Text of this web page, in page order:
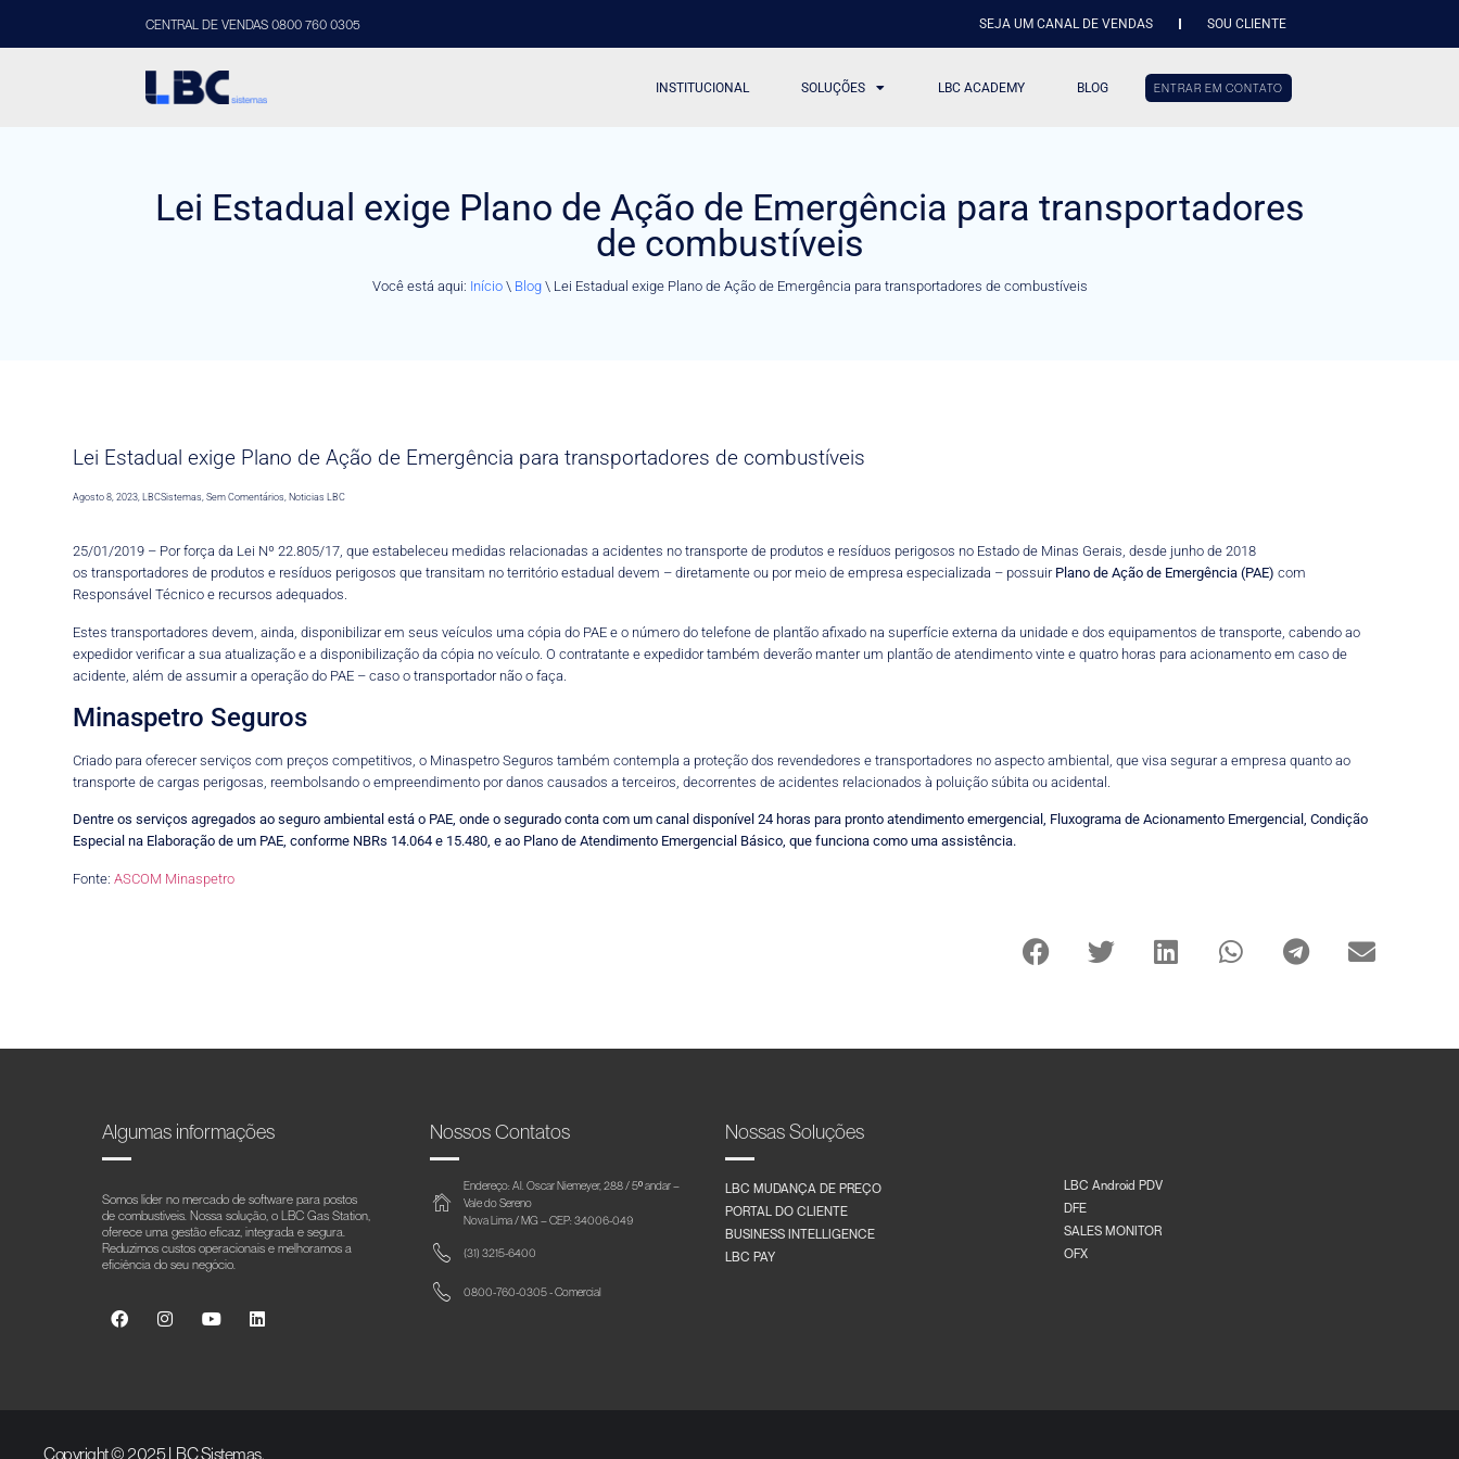
CENTRAL DE VENDAS 0800 760 0305 SEJA UM CANAL DE VENDAS SOU CLIENTE
INSTITUCIONAL SOLUÇÕES LBC ACADEMY BLOG ENTRAR EM CONTATO
Lei Estadual exige Plano de Ação de Emergência para transportadores
de combustíveis
Você está aqui: Início\ Blog\ Lei Estadual exige Plano de Ação de Emergência para transportadores de combustíveis
Lei Estadual exige Plano de Ação de Emergência para transportadores de combustíveis
Agosto 8, 2023 ,LBCSistemas Sem Comentários Noticias LBC
25/01/2019 – Por força da Lei Nº 22.805/17, que estabeleceu medidas relacionadas a acidentes no transporte de produtos e resíduos perigosos no Estado de Minas Gerais, desde junho de 2018
os transportadores de produtos e resíduos perigosos que transitam no território estadual devem – diretamente ou por meio de empresa especializada – possuir Plano de Ação de Emergência (PAE) com
Responsável Técnico e recursos adequados.
Estes transportadores devem, ainda, disponibilizar em seus veículos uma cópia do PAE e o número do telefone de plantão afixado na superfície externa da unidade e dos equipamentos de transporte, cabendo ao
expedidor verificar a sua atualização e a disponibilização da cópia no veículo. O contratante e expedidor também deverão manter um plantão de atendimento vinte e quatro horas para acionamento em caso de
acidente, além de assumir a operação do PAE – caso o transportador não o faça.
Minaspetro Seguros
Criado para oferecer serviços com preços competitivos, o Minaspetro Seguros também contempla a proteção dos revendedores e transportadores no aspecto ambiental, que visa segurar a empresa quanto ao
transporte de cargas perigosas, reembolsando o empreendimento por danos causados a terceiros, decorrentes de acidentes relacionados à poluição súbita ou acidental.
Dentre os serviços agregados ao seguro ambiental está o PAE, onde o segurado conta com um canal disponível 24 horas para pronto atendimento emergencial, Fluxograma de Acionamento Emergencial, Condição
Especial na Elaboração de um PAE, conforme NBRs 14.064 e 15.480, e ao Plano de Atendimento Emergencial Básico, que funciona como uma assistência.
Fonte:ASCOM Minaspetro
Algumas informações
Somos líder no mercado de software para postos
de combustíveis. Nossa solução, o LBC Gas Station,
oferece uma gestão eficaz, integrada e segura.
Reduzimos custos operacionais e melhoramos a
eficiência do seu negócio.
Nossos Contatos
Endereço: Al. Oscar Niemeyer, 288 / 5º andar –
Vale do Sereno
Nova Lima / MG – CEP: 34006-049
(31) 3215-6400
0800-760-0305 - Comercial
Nossas Soluções
LBC MUDANÇA DE PREÇO
PORTAL DO CLIENTE
BUSINESS INTELLIGENCE
LBC PAY
LBC Android PDV
DFE
SALES MONITOR
OFX
Copyright © 2025 LBC Sistemas.